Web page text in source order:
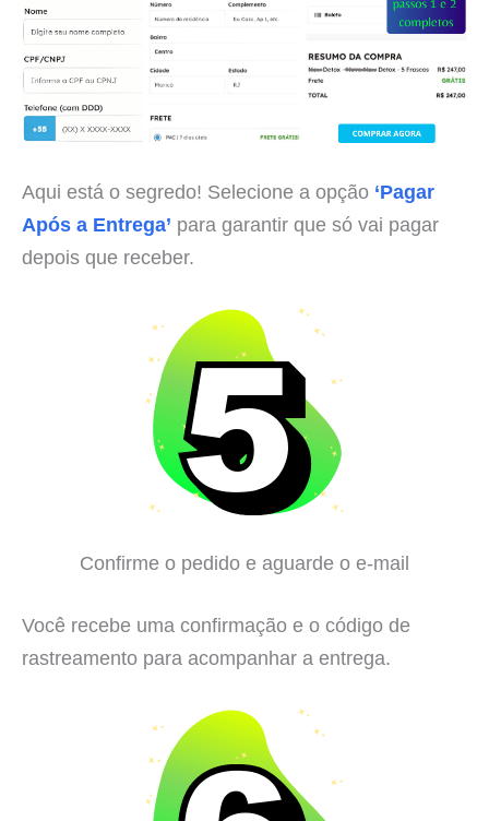
Aqui está o segredo! Selecione a opção ‘Pagar
Após a Entrega’ para garantir que só vai pagar
depois que receber.
Confirme o pedido e aguarde o e-mail
Você recebe uma confirmação e o código de
rastreamento para acompanhar a entrega.